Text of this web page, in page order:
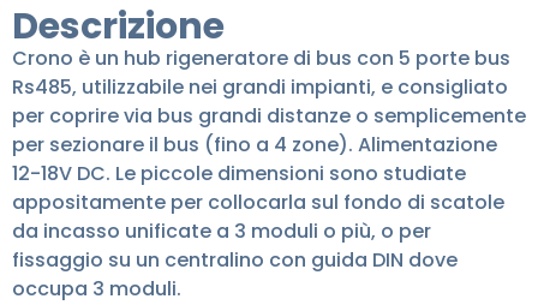
Descrizione
Crono è un hub rigeneratore di bus con 5 porte bus
Rs485, utilizzabile nei grandi impianti, e consigliato
per coprire via bus grandi distanze o semplicemente
per sezionare il bus (fino a 4 zone). Alimentazione
12-18V DC. Le piccole dimensioni sono studiate
appositamente per collocarla sul fondo di scatole
da incasso unificate a 3 moduli o più, o per
fissaggio su un centralino con guida DIN dove
occupa 3 moduli.